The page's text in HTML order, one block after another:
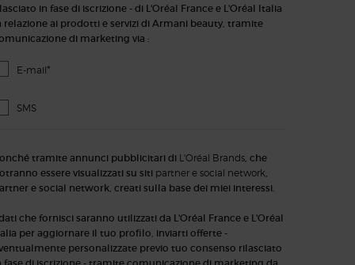
in fase di iscrizione - di L'Oréal France e L'Oréal Italia
relazione ai prodotti e servizi di Armani beauty, tramite
di marketing via :
E-mail*
SMS
tramite annunci pubblicitari di L'Oréal Brands , che
essere visualizzati su siti partner e social network
e social network, creati sulla base dei miei interessi.
che fornisci saranno utilizzati da L'Oréal France e L'Oréal
per aggiornare il tuo profilo, inviarti offerte -
personalizzate previo tuo consenso rilasciato